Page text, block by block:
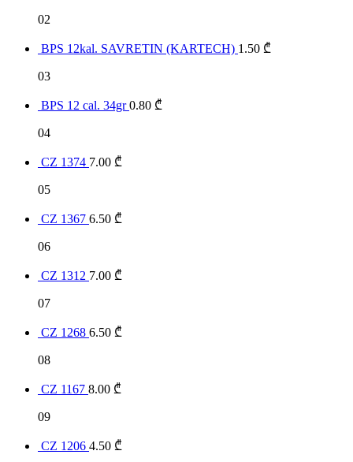
02
BPS 12kal. SAVRETIN (KARTECH) 1.50 ₾
03
BPS 12 cal. 34gr0.80 ₾
04
CZ 1374 7.00 ₾
05
CZ 1367 6.50 ₾
06
CZ 1312 7.00 ₾
07
CZ 1268 6.50 ₾
08
CZ 1167 8.00 ₾
09
CZ 1206 4.50 ₾